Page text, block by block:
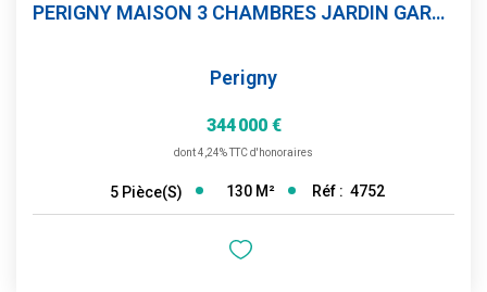
PERIGNY MAISON 3 CHAMBRES JARDIN GARAGE
Perigny
344 000 €
dont 4,24% TTC d'honoraires
5 Pièce(s) 130 M² Réf : 4752